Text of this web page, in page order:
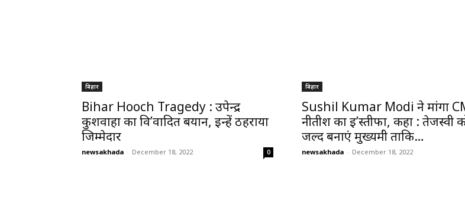
बिहार
Bihar Hooch Tragedy : उपेन्द्र
कुशवाहा का वि’वादित बयान, इन्हें ठहराया
जिम्मेदार
newsakhada - December 18, 2022 0
बिहार
Sushil Kumar Modi ने मांगा
नीतीश का इ’स्तीफा, कहा : तेजस्वी
जल्द बनाएं मुख्यमंत्री ताकि…
newsakhada - December 18, 2022